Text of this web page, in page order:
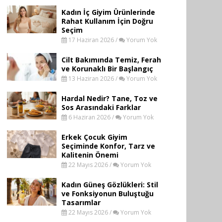
Kadın İç Giyim Ürünlerinde
Rahat Kullanım İçin Doğru
Seçim
17 Haziran 2026 / Yorum Yok
Cilt Bakımında Temiz, Ferah
ve Korunaklı Bir Başlangıç
13 Haziran 2026 / Yorum Yok
Hardal Nedir? Tane, Toz ve
Sos Arasındaki Farklar
6 Haziran 2026 / Yorum Yok
Erkek Çocuk Giyim
Seçiminde Konfor, Tarz ve
Kalitenin Önemi
22 Mayıs 2026 / Yorum Yok
Kadın Güneş Gözlükleri: Stil
ve Fonksiyonun Buluştuğu
Tasarımlar
22 Mayıs 2026 / Yorum Yok